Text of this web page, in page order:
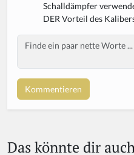
Schalldämpfer
DER Vorteil des
Body
Das könnte dir